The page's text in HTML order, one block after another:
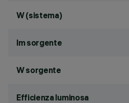
W (sistema)
lm sorgente
W sorgente
Efficienza luminosa